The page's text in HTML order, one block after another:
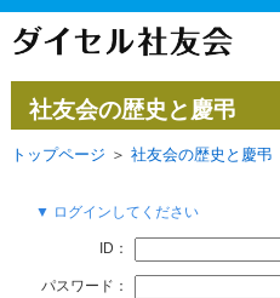
社友会の歴史と慶弔
トップページ ＞ 社友会の歴史と慶弔
▼ ログインしてください
ID：
パスワード：